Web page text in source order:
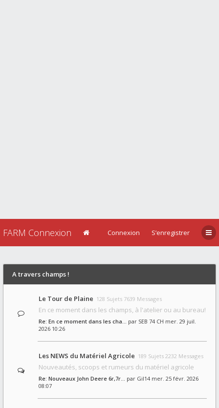
FARM Connexion Connexion S’enregistrer
A travers champs !
Le Tour de Plaine 128 Sujets 7639 Messages
En ce moment dans les champs, à l'atelier ou au bureau!
Re: En ce moment dans les cha… par SEB 74 CH mer. 29 juil.
2026 10:26
Les NEWS du Matériel Agricole 189 Sujets 2232 Messages
Nouveautés, scoops et rumeurs du matériel agricole
Re: Nouveaux John Deere 6r,7r… par Gil14 mer. 25 févr. 2026
08:07